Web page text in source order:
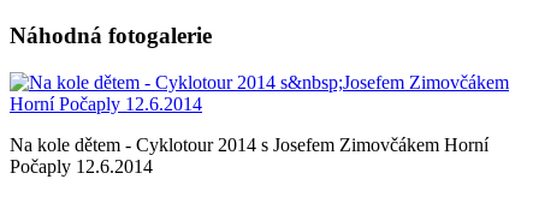
Náhodná fotogalerie
Na kole dětem - Cyklotour 2014 s Josefem Zimovčákem Horní
Počaply 12.6.2014